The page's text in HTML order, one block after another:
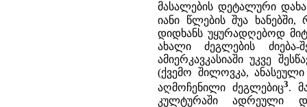
მასალების დეტალური
იანი წლების შუა
დიდხანს უყურადღებოდ
ახალი ძეგლების
ამიერკავკასიაში უკვე
(ქვემო შილოვკა,
აღმოჩენილი ძეგლებიც3.
კულტურაში ადრეული